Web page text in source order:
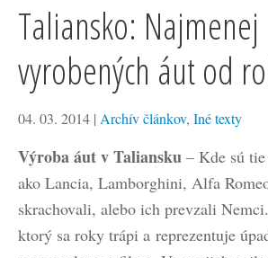
Taliansko: Najmenej
vyrobených áut od
04. 03. 2014 | Archív článkov, Iné texty
Výroba áut v Taliansku – Kde sú
ako Lancia, Lamborghini, Alfa
skrachovali, alebo ich prevzali
ktorý sa roky trápi a reprezentuje